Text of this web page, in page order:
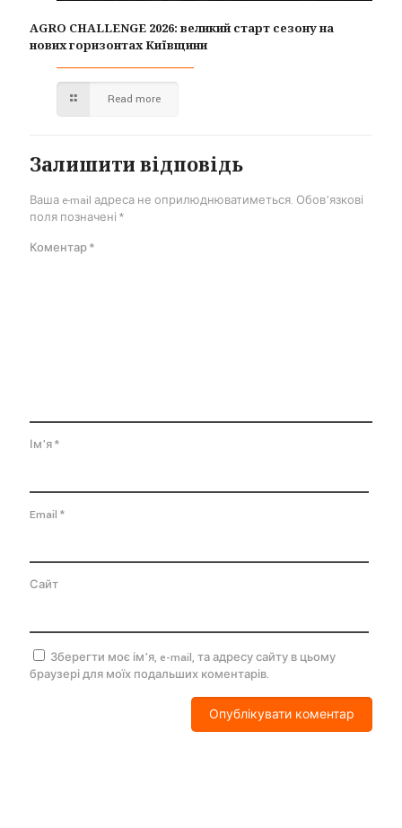
AGRO CHALLENGE 2026: великий старт сезону на
нових горизонтах Київщини
Read more
Залишити відповідь
Ваша e-mail адреса не оприлюднюватиметься. Обов’язкові
поля позначені *
Коментар*
Ім'я*
Email *
Сайт
Зберегти моє ім'я, e-mail, та адресу сайту в цьому
браузері для моїх подальших коментарів.